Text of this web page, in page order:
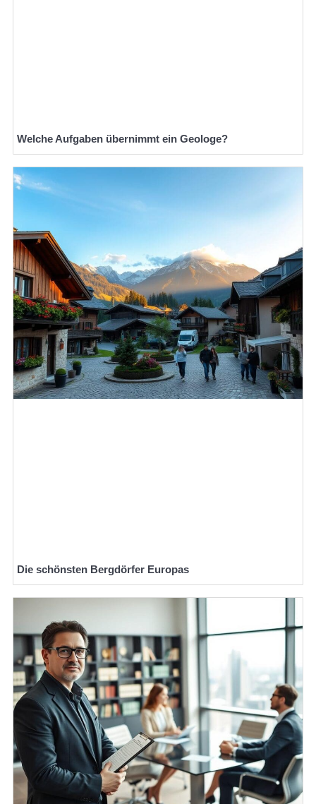
Welche Aufgaben übernimmt ein Geologe?
Die schönsten Bergdörfer Europas